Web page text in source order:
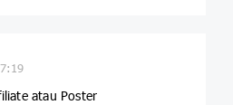
atau Poster